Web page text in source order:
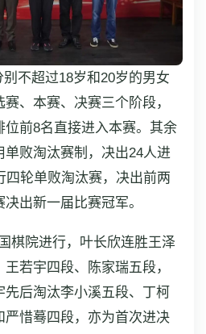
不超过18岁和20岁的男女
、本赛、决赛三个阶段，
前8名直接进入本赛。其余
败淘汰赛制，决出24人进
四轮单败淘汰赛，决出前两
出新一届比赛冠军。
棋院进行，叶长欣连胜王泽
若宇四段、陈家瑞五段，
后淘汰李小溪五段、丁柯
惜蓦四段，亦为首次进决